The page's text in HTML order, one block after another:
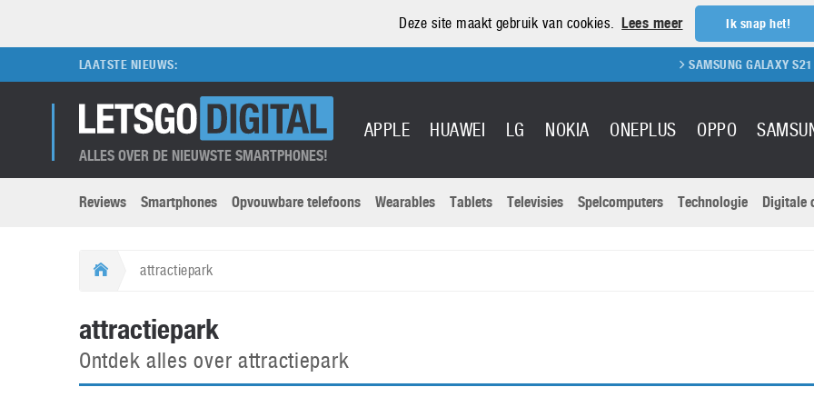
Deze site maakt gebruik van cookies. Lees meer Ik snap het!
LAATSTE NIEUWS: SAMSUNG GALAXY S21 REVIEW
ALLES OVER DE NIEUWSTE SMARTPHONES!
APPLE HUAWEI LG NOKIA ONEPLUS OPPO
Merken submenu
Apple
Computermuseum
Honor
Huawei
OnePlus
Oppo
Nikon
Reviews Smartphones Opvouwbare telefoons Wearables Tablets Televisies Spelcomputers Technologie Digitale
Categorien submenu
5G
Aanbiedingen
Abonnement
Digitale camera’s
DSLR camera’s
Televisies
attractiepark
attractiepark
Ontdek alles over attractiepark